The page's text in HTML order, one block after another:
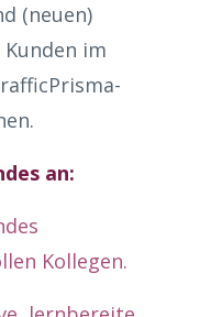
(neuen)
im
an:
Kollegen.